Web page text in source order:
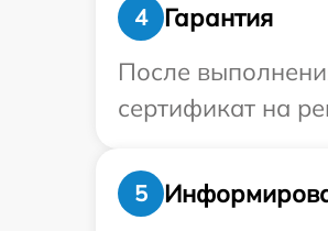
4
Гарантия
После
сертификат на
5